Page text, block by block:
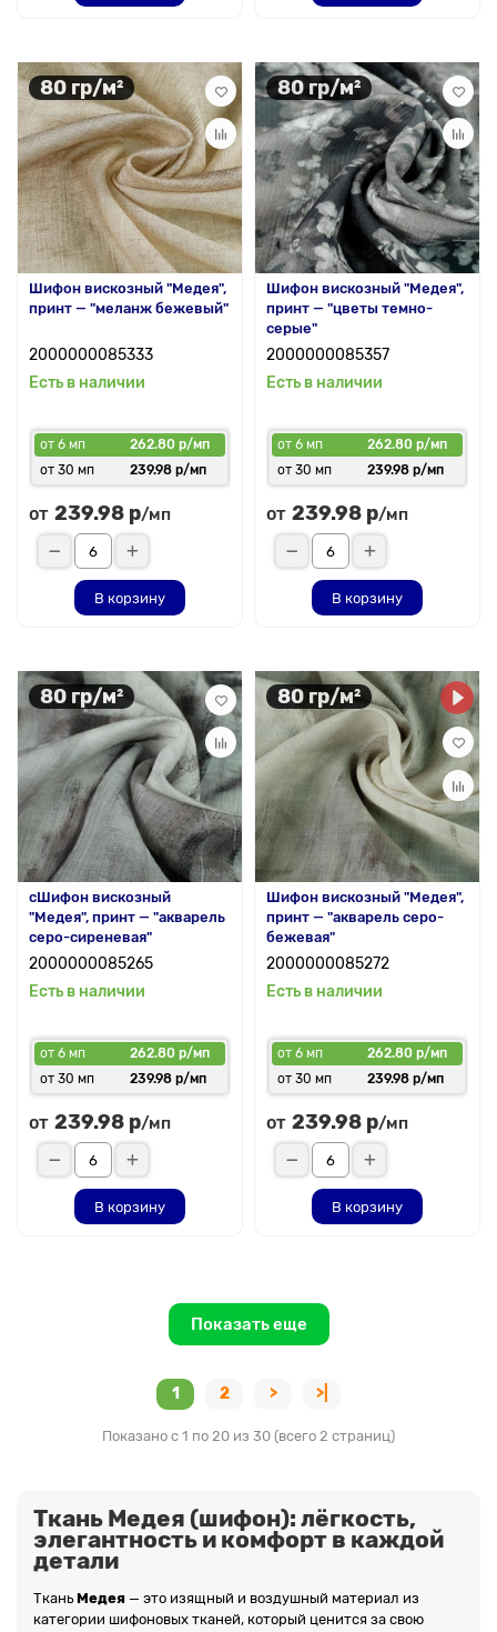
80 гр/м²
Шифон вискозный "Медея",
принт — "меланж бежевый"
2000000085333
Есть в наличии
от 6 мп
262.80 р/мп
от 30 мп
239.98 р/мп
от 239.98 р/мп
В корзину
80 гр/м²
Шифон вискозный "Медея",
принт — "цветы темно-
серые"
2000000085357
Есть в наличии
от 6 мп
262.80 р/мп
от 30 мп
239.98 р/мп
от 239.98 р/мп
В корзину
80 гр/м²
сШифон вискозный
"Медея", принт — "акварель
серо-сиреневая"
2000000085265
Есть в наличии
от 6 мп
262.80 р/мп
от 30 мп
239.98 р/мп
от 239.98 р/мп
В корзину
80 гр/м²
Шифон вискозный "Медея",
принт — "акварель серо-
бежевая"
2000000085272
Есть в наличии
от 6 мп
262.80 р/мп
от 30 мп
239.98 р/мп
от 239.98 р/мп
В корзину
Показать еще
1 2 > >|
Показано с 1 по 20 из 30 (всего 2 страниц)
Ткань Медея (шифон): лёгкость,
элегантность и комфорт в каждой
детали
ТканьМедея — это изящный и воздушный материал из
категории шифоновых тканей, который ценится за свою